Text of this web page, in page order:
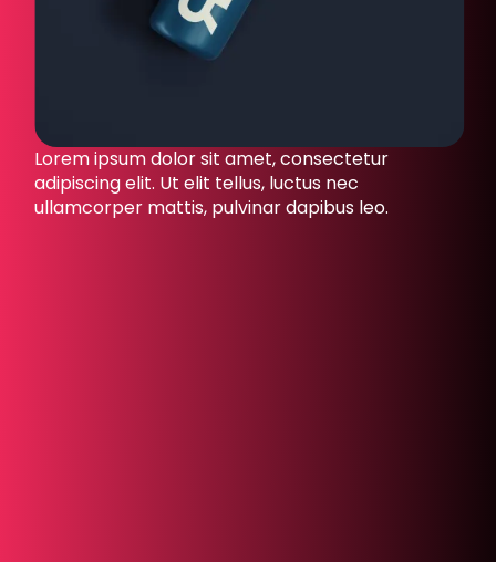
Lorem ipsum dolor sit amet, consectetur
adipiscing elit. Ut elit tellus, luctus nec
ullamcorper mattis, pulvinar dapibus leo.